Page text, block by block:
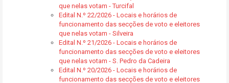
que nelas votam - Turcifal
Edital N.º 22/2026 - Locais e horários de
funcionamento das secções de voto e eleitores
que nelas votam - Silveira
Edital N.º 21/2026 - Locais e horários de
funcionamento das secções de voto e eleitores
que nelas votam - S. Pedro da Cadeira
Edital N.º 20/2026 - Locais e horários de
funcionamento das secções de voto e eleitores